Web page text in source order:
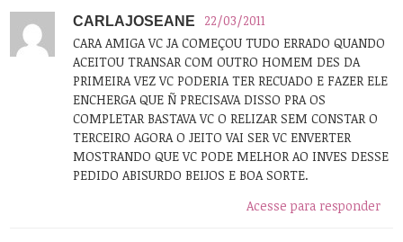
CARLAJOSEANE
22/03/2011
CARA AMIGA VC JA COMEÇOU TUDO ERRADO QUANDO
ACEITOU TRANSAR COM OUTRO HOMEM DES DA
PRIMEIRA VEZ VC PODERIA TER RECUADO E FAZER ELE
ENCHERGA QUE Ñ PRECISAVA DISSO PRA OS
COMPLETAR BASTAVA VC O RELIZAR SEM CONSTAR O
TERCEIRO AGORA O JEITO VAI SER VC ENVERTER
MOSTRANDO QUE VC PODE MELHOR AO INVES DESSE
PEDIDO ABISURDO BEIJOS E BOA SORTE.
Acesse para responder